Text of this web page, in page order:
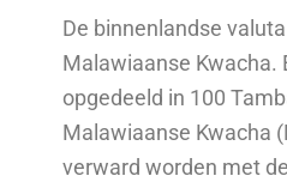
De binnenlandse
Malawiaanse Kwacha.
opgedeeld in 100
Malawiaanse Kwacha
verward worden met